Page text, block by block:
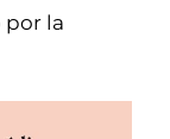
por la